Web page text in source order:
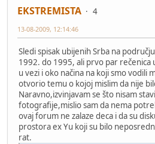
EKSTREMISTA
4
13-08-2009, 12:14:46
Sledi spisak ubijenih Srba na
1992. do 1995, ali prvo par rečenica
u vezi i oko načina na koji smo vodili
otvorio temu o kojoj mislim da nije
Naravno,izvinjavam se što nisam
fotografije,mislio sam da nema
ovaj forum ne zalaze deca i da su
prostora ex Yu koji su bilo
rat.